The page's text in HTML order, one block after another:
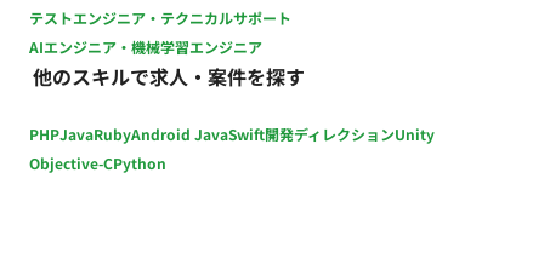
テストエンジニア・テクニカルサポート
AIエンジニア・機械学習エンジニア
他のスキルで求人・案件を探す
PHPJavaRubyAndroid JavaSwift開発ディレクションUnity
Objective-CPython